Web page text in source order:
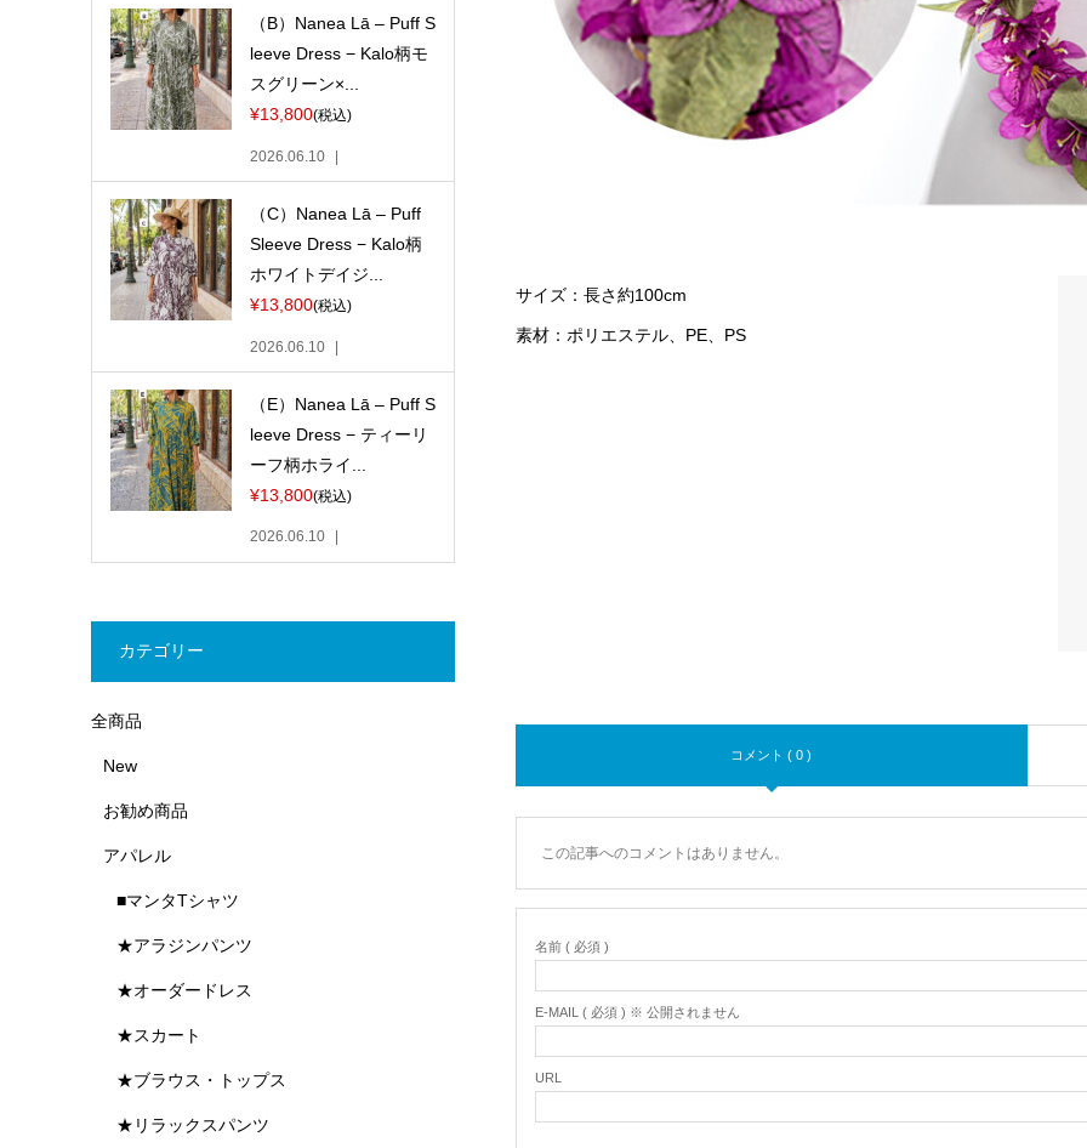
サイズ：長さ約100cm
素材：ポリエステル、PE、PS
コメント ( 0 )
この記事へのコメントはありません。
名前 ( 必須 )
E-MAIL ( 必須 ) ※ 公開されません
URL
（B）Nanea Lā – Puff S
leeve Dress − Kalo柄モ
スグリーン×...
¥13,800(税込)
2026.06.10
（C）Nanea Lā – Puff
Sleeve Dress − Kalo柄
ホワイトデイジ...
¥13,800(税込)
2026.06.10
（E）Nanea Lā – Puff S
leeve Dress − ティーリ
ーフ柄ホライ...
¥13,800(税込)
2026.06.10
カテゴリー
全商品
New
お勧め商品
アパレル
■マンタTシャツ
★アラジンパンツ
★オーダードレス
★スカート
★ブラウス・トップス
★リラックスパンツ